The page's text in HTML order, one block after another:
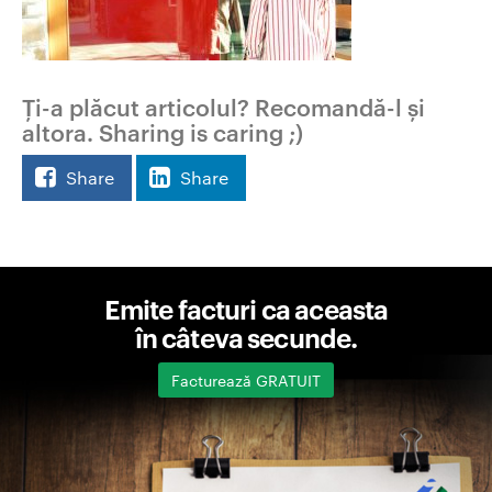
Ți-a plăcut articolul? Recomandă-l și
altora. Sharing is caring ;)
Share Share
Emite facturi ca aceasta
în câteva secunde.
Facturează GRATUIT